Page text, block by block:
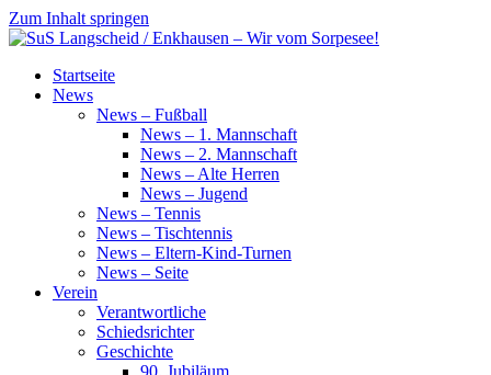
Zum Inhalt springen
SuS
Langscheid
Startseite
News
News – Fußball
News – 1. Mannschaft
News – 2. Mannschaft
News – Alte Herren
News – Jugend
News – Tennis
News – Tischtennis
News – Eltern-Kind-Turnen
News – Seite
Verein
Verantwortliche
Schiedsrichter
Geschichte
90. Jubiläum